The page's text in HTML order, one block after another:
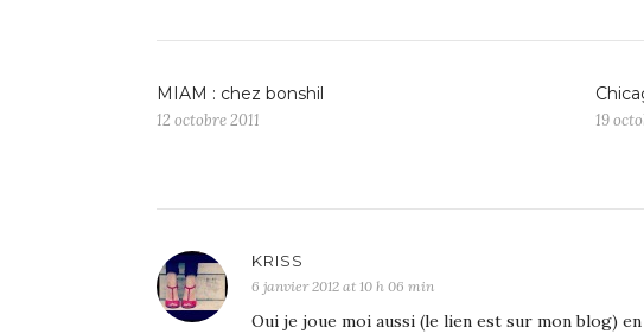
MIAM : chez bonshil
12 octobre 2011 19
KRISS
6 janvier 2012 at 10 h 06 min
Oui je joue moi aussi (le lien est sur mon blog)